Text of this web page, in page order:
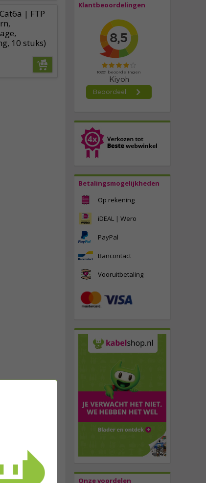
Klantbeoordelingen
Betalingsmogelijkheden
Op rekening
iDEAL | Wero
PayPal
Bancontact
Vooruitbetaling
Onze voordelen
| FTP
10 stuks)